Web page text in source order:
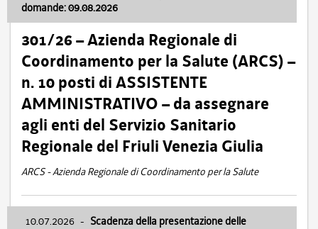
domande: 09.08.2026
301/26 – Azienda Regionale di
Coordinamento per la Salute (ARCS) –
n. 10 posti di ASSISTENTE
AMMINISTRATIVO – da assegnare
agli enti del Servizio Sanitario
Regionale del Friuli Venezia Giulia
ARCS - Azienda Regionale di Coordinamento per la Salute
10.07.2026 - Scadenza della presentazione delle